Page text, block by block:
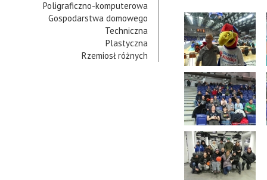
Poligraficzno-komputerowa
Gospodarstwa domowego
Techniczna
Plastyczna
Rzemiosł różnych